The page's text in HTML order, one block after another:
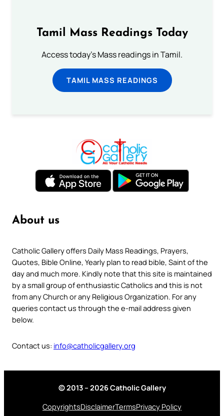
Tamil Mass Readings Today
Access today's Mass readings in Tamil.
TAMIL MASS READINGS
About us
Catholic Gallery offers Daily Mass Readings, Prayers,
Quotes, Bible Online, Yearly plan to read bible, Saint of the
day and much more. Kindly note that this site is maintained
by a small group of enthusiastic Catholics and this is not
from any Church or any Religious Organization. For any
queries contact us through the e-mail address given
below.
Contact us: info@catholicgallery.org
© 2013 – 2026 Catholic Gallery
CopyrightsDisclaimerTermsPrivacy Policy